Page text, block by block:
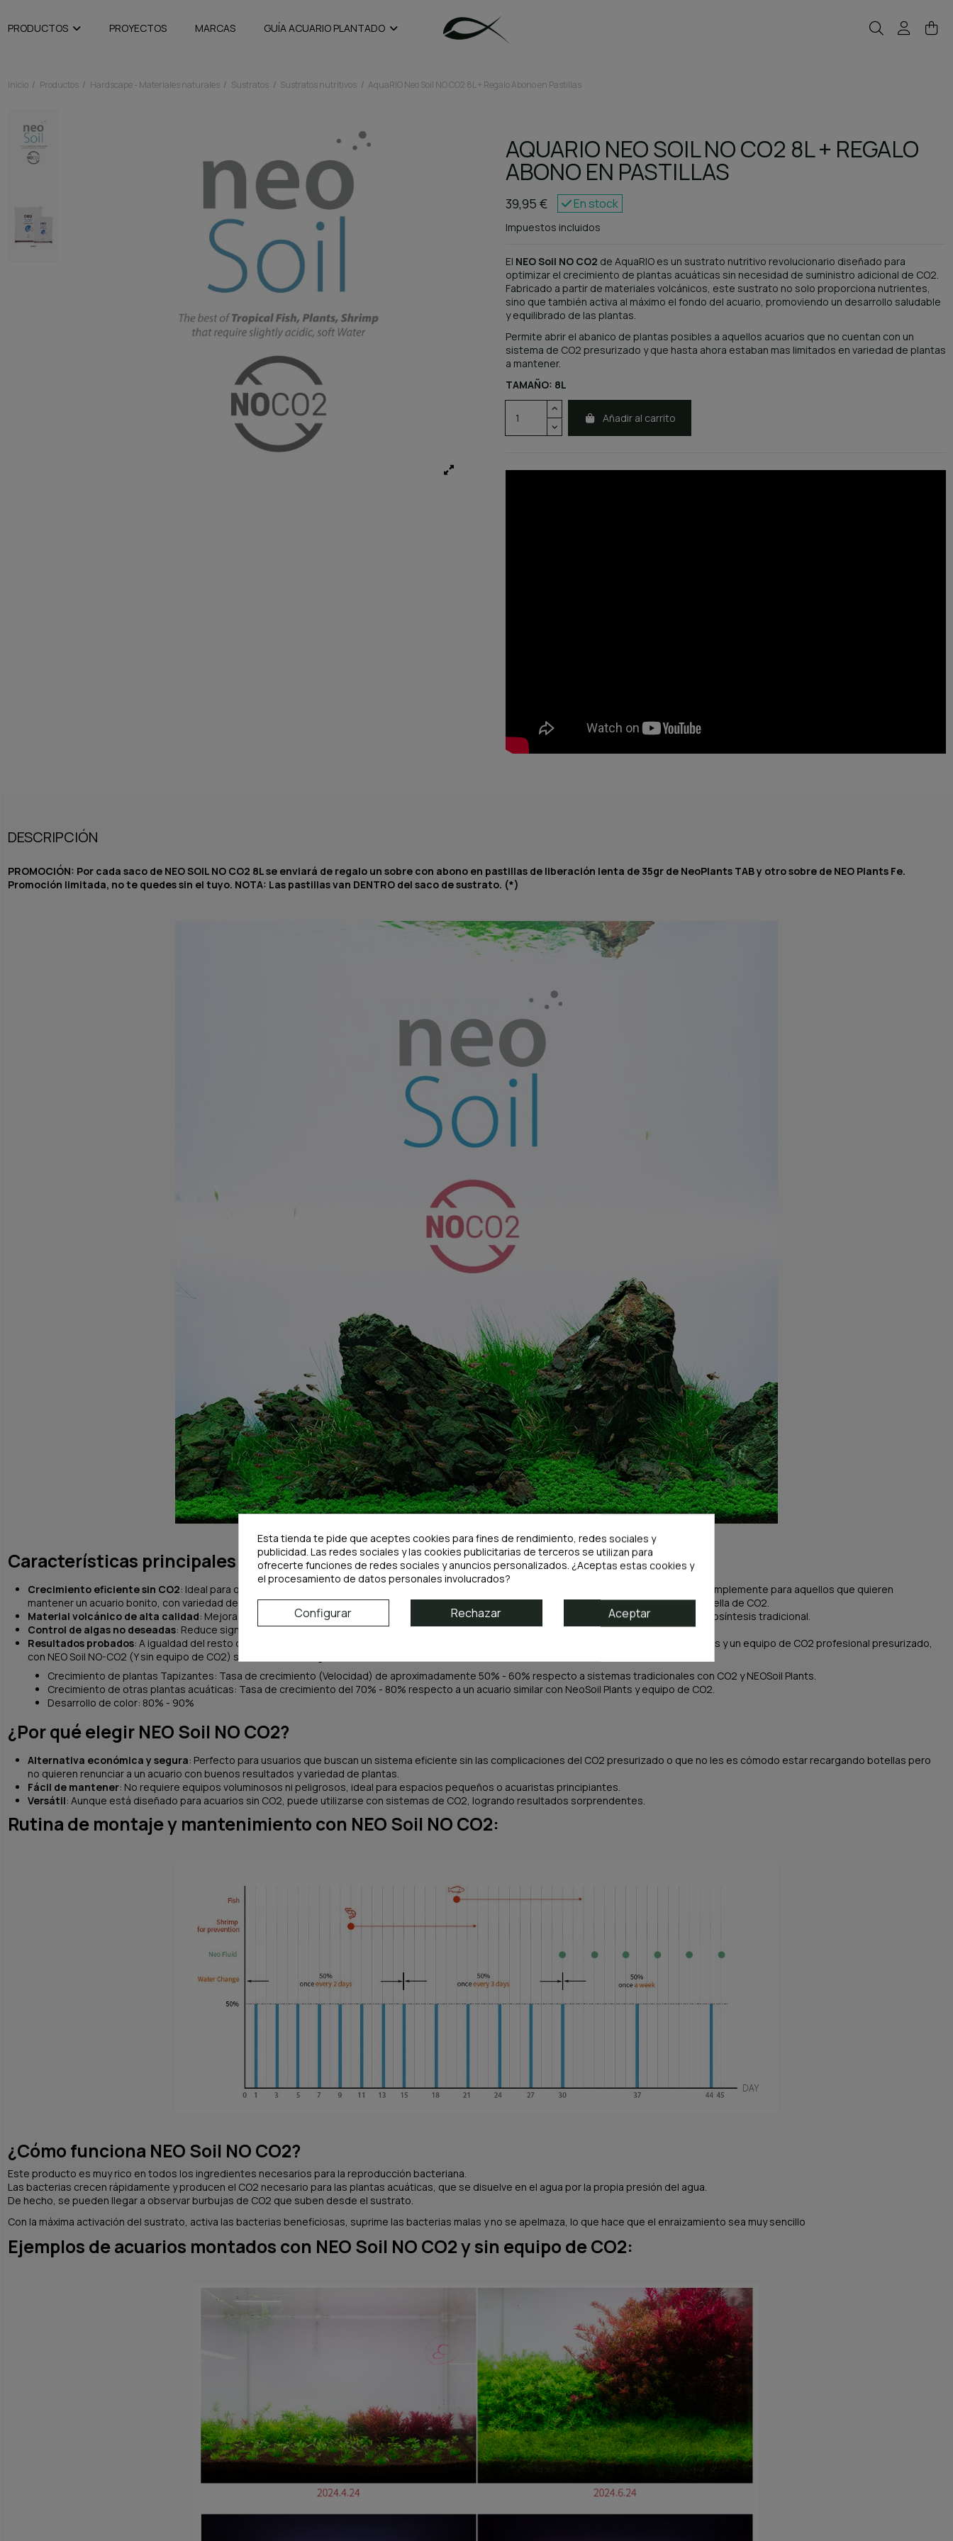
PRODUCTOS PROYECTOS MARCAS GUÍA ACUARIO PLANTADO
Inicio Productos Hardscape - Materiales naturales Sustratos Sustratos nutritivos AquaRIO Neo Soil NO CO2 8L + Regalo Abono en Pastillas
AQUARIO NEO SOIL NO CO2 8L + REGALO
ABONO EN PASTILLAS
39,95 € En stock
Impuestos incluidos
El NEO Soil NO CO2 de AquaRIO es un sustrato nutritivo revolucionario diseñado para
optimizar el crecimiento de plantas acuáticas sin necesidad de suministro adicional de CO2.
Fabricado a partir de materiales volcánicos, este sustrato no solo proporciona nutrientes,
sino que también activa al máximo el fondo del acuario, promoviendo un desarrollo saludable
y equilibrado de las plantas.
Permite abrir el abanico de plantas posibles a aquellos acuarios que no cuentan con un
sistema de CO2 presurizado y que hasta ahora estaban mas limitados en variedad de plantas
a mantener.
TAMAÑO: 8L
Añadir al carrito
DESCRIPCIÓN
PROMOCIÓN: Por cada saco de NEO SOIL NO CO2 8L se enviará de regalo un sobre con abono en pastillas de liberación lenta de 35gr de NeoPlants TAB y otro sobre de NEO Plants Fe.
Promoción limitada, no te quedes sin el tuyo. NOTA: Las pastillas van DENTRO del saco de sustrato. (*)
Características principales:
Crecimiento eficiente sin CO2: Ideal para quienes desean evitar los costes, riesgos y el mantenimiento de sistemas de CO2 de alta presión o simplemente para aquellos que quieren
mantener un acuario bonito, con variedad de plantas, pero que por su ubicación no disponen de lugares cerca de su casa donde recargar una botella de CO2.
Material volcánico de alta calidad: Mejora la absorción de nutrientes y maximiza la activación del sustrato, reduciendo la dependencia de la fotosíntesis tradicional.
Control de algas no deseadas: Reduce significativamente la proliferación de algas, asegurando un acuario limpio y saludable.
Resultados probados: A igualdad del resto de condiciones (Filtración, Iluminación...) En comparación con un acuario que cuente con NEO Soil Plants y un equipo de CO2 profesional presurizado,
con NEO Soil NO-CO2 (Y sin equipo de CO2) se obtienen los siguientes resultados:
Crecimiento de plantas Tapizantes: Tasa de crecimiento (Velocidad) de aproximadamente 50% - 60% respecto a sistemas tradicionales con CO2 y NEOSoil Plants.
Crecimiento de otras plantas acuáticas: Tasa de crecimiento del 70% - 80% respecto a un acuario similar con NeoSoil Plants y equipo de CO2.
Desarrollo de color: 80% - 90%
¿Por qué elegir NEO Soil NO CO2?
Alternativa económica y segura: Perfecto para usuarios que buscan un sistema eficiente sin las complicaciones del CO2 presurizado o que no les es cómodo estar recargando botellas pero
no quieren renunciar a un acuario con buenos resultados y variedad de plantas.
Fácil de mantener: No requiere equipos voluminosos ni peligrosos, ideal para espacios pequeños o acuaristas principiantes.
Versátil: Aunque está diseñado para acuarios sin CO2, puede utilizarse con sistemas de CO2, logrando resultados sorprendentes.
Rutina de montaje y mantenimiento con NEO Soil NO CO2:
¿Cómo funciona NEO Soil NO CO2?
Este producto es muy rico en todos los ingredientes necesarios para la reproducción bacteriana.
Las bacterias crecen rápidamente y producen el CO2 necesario para las plantas acuáticas, que se disuelve en el agua por la propia presión del agua.
De hecho, se pueden llegar a observar burbujas de CO2 que suben desde el sustrato.
Con la máxima activación del sustrato, activa las bacterias beneficiosas, suprime las bacterias malas y no se apelmaza, lo que hace que el enraizamiento sea muy sencillo
Ejemplos de acuarios montados con NEO Soil NO CO2 y sin equipo de CO2:
Esta tienda te pide que aceptes cookies para fines de rendimiento, redes sociales y
publicidad. Las redes sociales y las cookies publicitarias de terceros se utilizan para
ofrecerte funciones de redes sociales y anuncios personalizados. ¿Aceptas estas cookies y
el procesamiento de datos personales involucrados?
Configurar Rechazar Aceptar